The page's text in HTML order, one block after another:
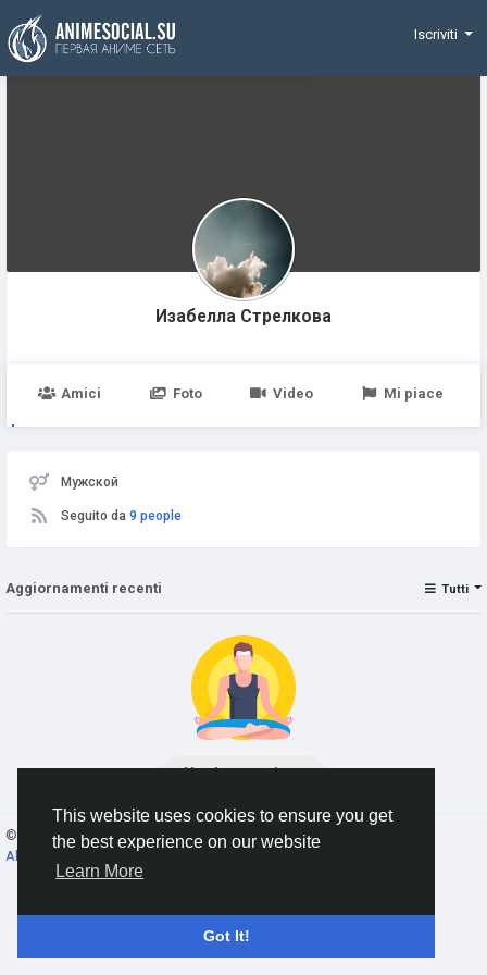
This website uses cookies to ensure you get
the best experience on our website
Learn More
Got It!
Funding
Iscriviti
Изабелла Стрелковa
Amici Foto Video Mi piace
Мужской
Seguito da 9 people
Aggiornamenti recenti Tutti
No data to show
© 2026 AnimeSocial.SU - Первая аниме сеть!
About
Termini e Condizioni